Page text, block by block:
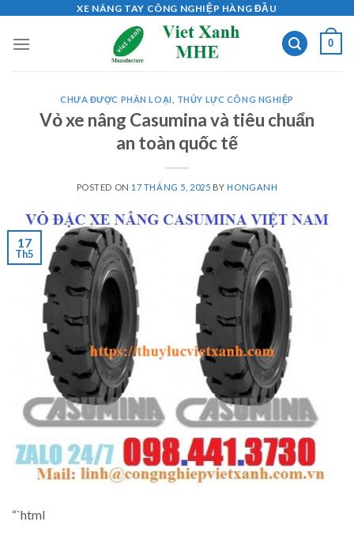
content
XE NÂNG TAY CÔNG NGHIỆP HÀNG ĐẦU
0
CHƯA ĐƯỢC PHÂN LOẠI THỦY LỰC CÔNG NGHIỆP
Vỏ xe nâng Casumina và tiêu chuẩn
an toàn quốc tế
POSTED ON 17 THÁNG 5, 2025 BYHONGANH
17
Th5
“`html